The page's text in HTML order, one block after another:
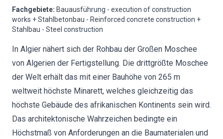
Fachgebiete: Bauausführung - execution of construction
works + Stahlbetonbau - Reinforced concrete construction +
Stahlbau - Steel construction
In Algier nähert sich der Rohbau der Großen Moschee
von Algerien der Fertigstellung. Die drittgrößte Moschee
der Welt erhält das mit einer Bauhöhe von 265 m
weltweit höchste Minarett, welches gleichzeitig das
höchste Gebäude des afrikanischen Kontinents sein wird.
Das architektonische Wahrzeichen bedingte ein
Höchstmaß von Anforderungen an die Baumaterialen und